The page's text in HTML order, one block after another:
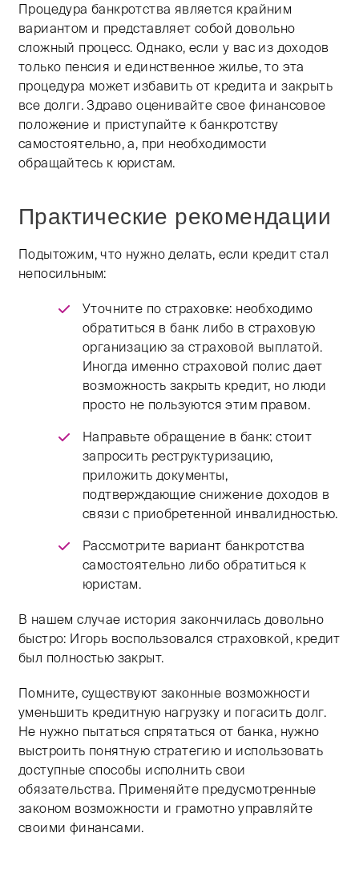
Процедура банкротства является крайним
вариантом и представляет собой довольно
сложный процесс. Однако, если у вас из доходов
только пенсия и единственное жилье, то эта
процедура может избавить от кредита и закрыть
все долги. Здраво оценивайте свое финансовое
положение и приступайте к банкротству
самостоятельно, а, при необходимости
обращайтесь к юристам.
Практические рекомендации
Подытожим, что нужно делать, если кредит стал
непосильным:
Уточните по страховке: необходимо
обратиться в банк либо в страховую
организацию за страховой выплатой.
Иногда именно страховой полис дает
возможность закрыть кредит, но люди
просто не пользуются этим правом. ​
Направьте обращение в банк: стоит
запросить реструктуризацию,
приложить документы,
подтверждающие снижение доходов в
связи с приобретенной инвалидностью.
Рассмотрите вариант банкротства
самостоятельно либо обратиться к
юристам. ​
В нашем случае история закончилась довольно
быстро: Игорь воспользовался страховкой, кредит
был полностью закрыт.
Помните, существуют законные возможности
уменьшить кредитную нагрузку и погасить долг.
Не нужно пытаться спрятаться от банка, нужно
выстроить понятную стратегию и использовать
доступные способы исполнить свои
обязательства. Применяйте предусмотренные
законом возможности и грамотно управляйте
своими финансами. ​